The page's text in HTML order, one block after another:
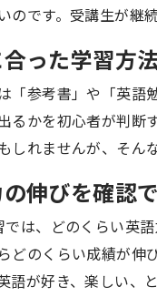
のです。受講生が継
った学習方
「参考書」や「英語
るかを初心者が判断
しれませんが、そん
伸びを確認
では、どのくらい英
どのくらい成績が伸
語が好き、楽しい、